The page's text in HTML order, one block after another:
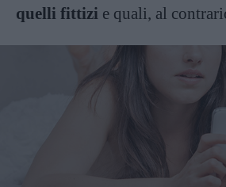
quelli fittizi e quali, al